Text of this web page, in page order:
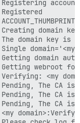
Registering
domain key
The domain key
domain='<my
Getting domain
webroot for
Verifying: <my
Pending, The
Pending, The
Pending, The
<my